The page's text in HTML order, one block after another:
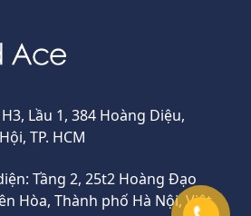
Lầu 1, 384 Hoàng Diệu,
TP. HCM
Tầng 2, 25t2 Hoàng Đạo
Hòa, Thành phố Hà Nội, Việt